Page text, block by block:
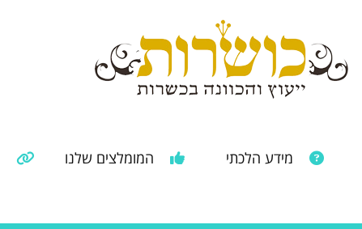
מידע הלכתי המומלצים שלנו